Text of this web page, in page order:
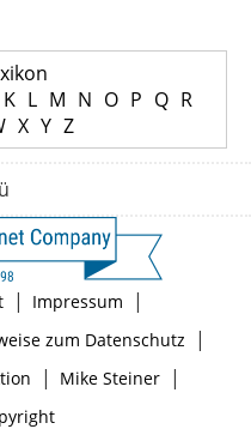
K L M N O P Q R
X Y Z
| Impressum |
zum Datenschutz |
| Mike Steiner|